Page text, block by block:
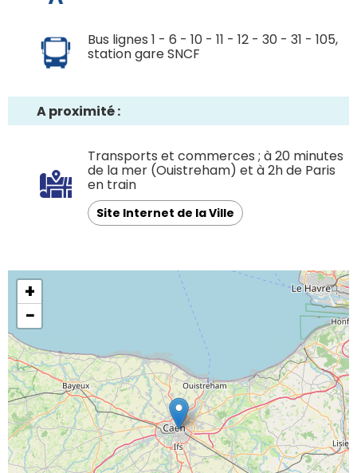
Bus lignes 1 - 6 - 10 - 11 - 12 - 30 - 31 - 105,
station gare SNCF
A proximité :
Transports et commerces ; à 20 minutes
de la mer (Ouistreham) et à 2h de Paris
en train
Site Internet de la Ville
+
−